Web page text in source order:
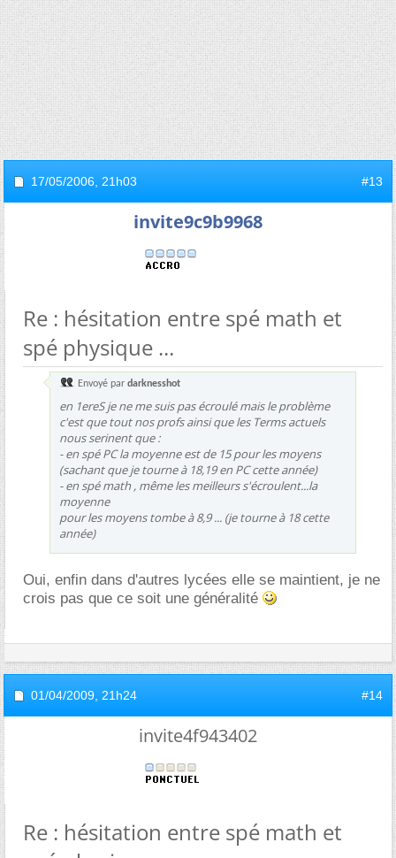
17/05/2006, 21h03 #13
invite9c9b9968
Re : hésitation entre spé math et
spé physique ...
Envoyé par darknesshot
en 1ereS je ne me suis pas écroulé mais le problème
c'est que tout nos profs ainsi que les Terms actuels
nous serinent que :
- en spé PC la moyenne est de 15 pour les moyens
(sachant que je tourne à 18,19 en PC cette année)
- en spé math , même les meilleurs s'écroulent...la
moyenne
pour les moyens tombe à 8,9 ... (je tourne à 18 cette
année)
Oui, enfin dans d'autres lycées elle se maintient, je ne
crois pas que ce soit une généralité
01/04/2009, 21h24 #14
invite4f943402
Re : hésitation entre spé math et